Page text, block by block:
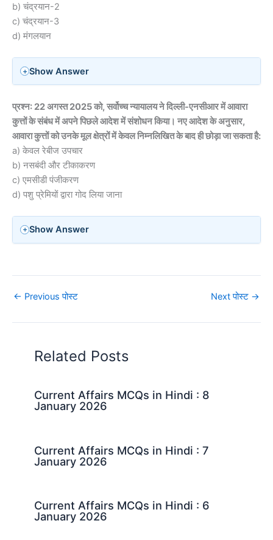
b) चंद्रयान-2
c) चंद्रयान-3
d) मंगलयान
Show Answer
प्रश्न: 22 अगस्त 2025 को, सर्वोच्च न्यायालय ने दिल्ली-एनसीआर में आवारा
कुत्तों के संबंध में अपने पिछले आदेश में संशोधन किया। नए आदेश के अनुसार,
आवारा कुत्तों को उनके मूल क्षेत्रों में केवल निम्नलिखित के बाद ही छोड़ा जा सकता है:
a) केवल रेबीज उपचार
b) नसबंदी और टीकाकरण
c) एमसीडी पंजीकरण
d) पशु प्रेमियों द्वारा गोद लिया जाना
Show Answer
← Previous पोस्ट Next पोस्ट →
Related Posts
Current Affairs MCQs in Hindi : 8
January 2026
Current Affairs MCQs in Hindi : 7
January 2026
Current Affairs MCQs in Hindi : 6
January 2026